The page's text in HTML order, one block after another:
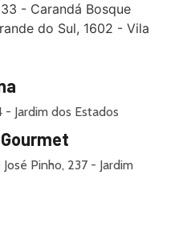
- Carandá Bosque
do Sul, 1602 - Vila
- Jardim dos Estados
Pinho, 237 - Jardim